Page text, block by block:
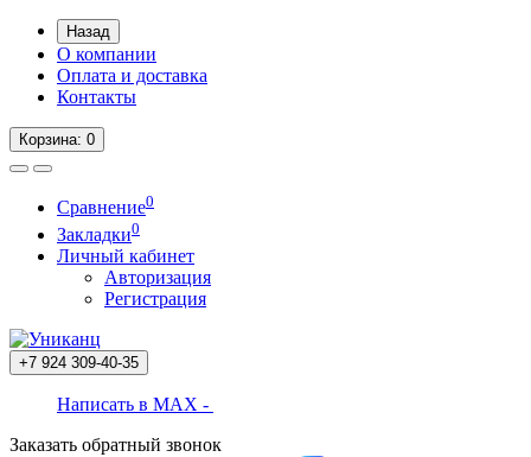
Назад
О компании
Оплата и доставка
Контакты
Корзина: 0
Сравнение0
Закладки0
Личный кабинет
Авторизация
Регистрация
+7 924 309-40-35
Написать в MAX -
Заказать обратный звонок